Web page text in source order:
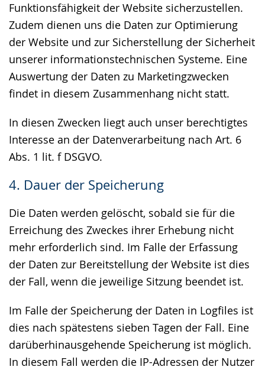
Funktionsfähigkeit der Website sicherzustellen.
Zudem dienen uns die Daten zur Optimierung
der Website und zur Sicherstellung der Sicherheit
unserer informationstechnischen Systeme. Eine
Auswertung der Daten zu Marketingzwecken
findet in diesem Zusammenhang nicht statt.
In diesen Zwecken liegt auch unser berechtigtes
Interesse an der Datenverarbeitung nach Art. 6
Abs. 1 lit. f DSGVO.
4. Dauer der Speicherung
Die Daten werden gelöscht, sobald sie für die
Erreichung des Zweckes ihrer Erhebung nicht
mehr erforderlich sind. Im Falle der Erfassung
der Daten zur Bereitstellung der Website ist dies
der Fall, wenn die jeweilige Sitzung beendet ist.
Im Falle der Speicherung der Daten in Logfiles ist
dies nach spätestens sieben Tagen der Fall. Eine
darüberhinausgehende Speicherung ist möglich.
In diesem Fall werden die IP-Adressen der Nutzer